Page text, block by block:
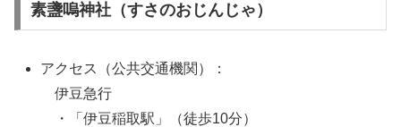
素盞嗚神社（すさのおじんじゃ）
アクセス（公共交通機関）：
伊豆急行
・「伊豆稲取駅」（徒歩10分）